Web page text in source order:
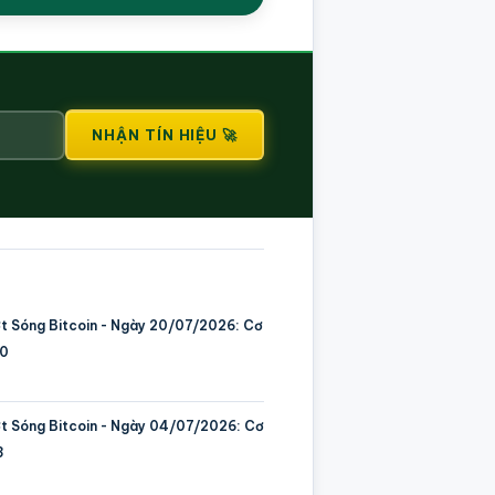
NHẬN TÍN HIỆU 🚀
Sóng Bitcoin - Ngày 20/07/2026: Cơ
Sóng Bitcoin - Ngày 04/07/2026: Cơ